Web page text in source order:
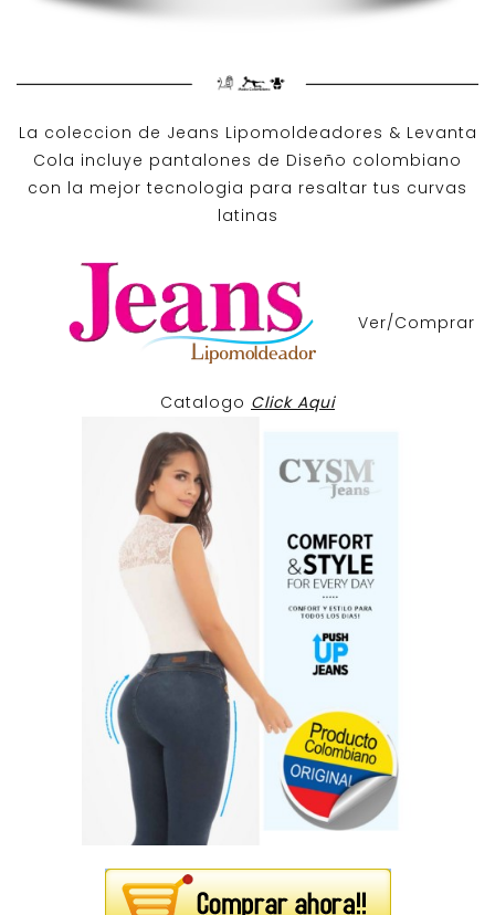
La coleccion de Jeans Lipomoldeadores & Levanta
Cola incluye pantalones de Diseño colombiano
con la mejor tecnologia para resaltar tus curvas
latinas
Ver/Comprar
Catalogo Click Aqui